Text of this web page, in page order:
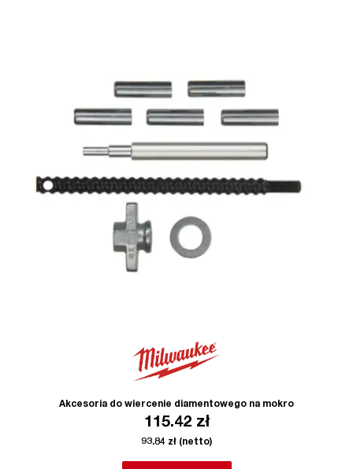
Akcesoria do wiercenie diamentowego na mokro
115.42 zł
93.84 zł (netto)